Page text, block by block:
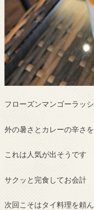
フローズンマンゴーラッ
外の暑さとカレーの辛さ
これは人気が出そうです
サクッと完食してお会計
次回こそはタイ料理を頼